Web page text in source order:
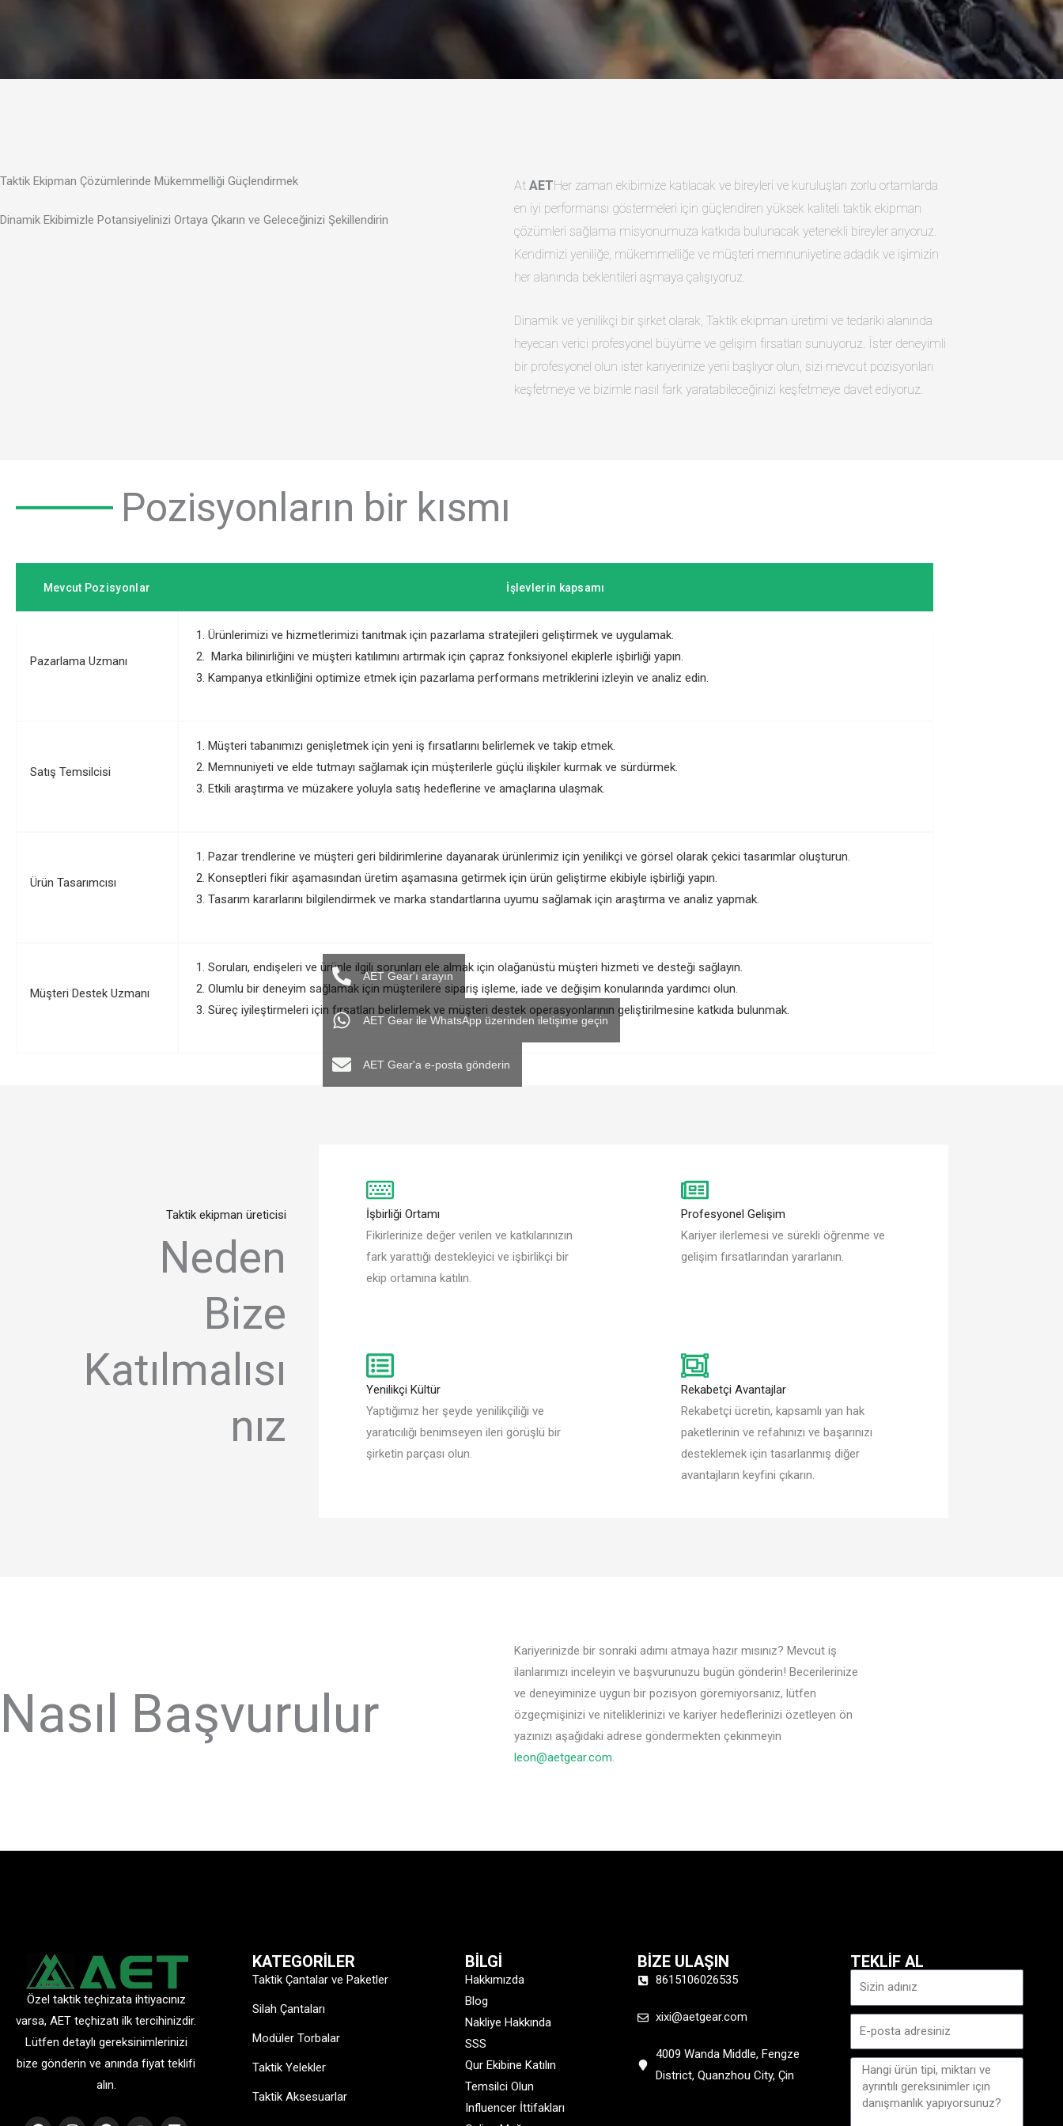
Taktik Ekipman Çözümlerinde Mükemmelliği Güçlendirmek
Dinamik Ekibimizle Potansiyelinizi Ortaya Çıkarın ve Geleceğinizi Şekillendirin
At AETHer zaman ekibimize katılacak ve bireyleri ve kuruluşları zorlu ortamlarda
en iyi performansı göstermeleri için güçlendiren yüksek kaliteli taktik ekipman
çözümleri sağlama misyonumuza katkıda bulunacak yetenekli bireyler arıyoruz.
Kendimizi yeniliğe, mükemmelliğe ve müşteri memnuniyetine adadık ve işimizin
her alanında beklentileri aşmaya çalışıyoruz.
Dinamik ve yenilikçi bir şirket olarak, Taktik ekipman üretimi ve tedariki alanında
heyecan verici profesyonel büyüme ve gelişim fırsatları sunuyoruz. İster deneyimli
bir profesyonel olun ister kariyerinize yeni başlıyor olun, sizi mevcut pozisyonları
keşfetmeye ve bizimle nasıl fark yaratabileceğinizi keşfetmeye davet ediyoruz.
Pozisyonların bir kısmı
Mevcut Pozisyonlar İşlevlerin kapsamı
Pazarlama Uzmanı
Ürünlerimizi ve hizmetlerimizi tanıtmak için pazarlama stratejileri geliştirmek ve uygulamak.
Marka bilinirliğini ve müşteri katılımını artırmak için çapraz fonksiyonel ekiplerle işbirliği yapın.
Kampanya etkinliğini optimize etmek için pazarlama performans metriklerini izleyin ve analiz edin.
Satış Temsilcisi
Müşteri tabanımızı genişletmek için yeni iş fırsatlarını belirlemek ve takip etmek.
Memnuniyeti ve elde tutmayı sağlamak için müşterilerle güçlü ilişkiler kurmak ve sürdürmek.
Etkili araştırma ve müzakere yoluyla satış hedeflerine ve amaçlarına ulaşmak.
Ürün Tasarımcısı
Pazar trendlerine ve müşteri geri bildirimlerine dayanarak ürünlerimiz için yenilikçi ve görsel olarak çekici tasarımlar oluşturun.
Konseptleri fikir aşamasından üretim aşamasına getirmek için ürün geliştirme ekibiyle işbirliği yapın.
Tasarım kararlarını bilgilendirmek ve marka standartlarına uyumu sağlamak için araştırma ve analiz yapmak.
Müşteri Destek Uzmanı
Soruları, endişeleri ve ürünle ilgili sorunları ele almak için olağanüstü müşteri hizmeti ve desteği sağlayın.
Olumlu bir deneyim sağlamak için müşterilere sipariş işleme, iade ve değişim konularında yardımcı olun.
Süreç iyileştirmeleri için fırsatları belirlemek ve müşteri destek operasyonlarının geliştirilmesine katkıda bulunmak.
Taktik ekipman üreticisi
Neden
Bize
Katılmalısı
nız
İşbirliği Ortamı
Fikirlerinize değer verilen ve katkılarınızın
fark yarattığı destekleyici ve işbirlikçi bir
ekip ortamına katılın.
Profesyonel Gelişim
Kariyer ilerlemesi ve sürekli öğrenme ve
gelişim fırsatlarından yararlanın.
Yenilikçi Kültür
Yaptığımız her şeyde yenilikçiliği ve
yaratıcılığı benimseyen ileri görüşlü bir
şirketin parçası olun.
Rekabetçi Avantajlar
Rekabetçi ücretin, kapsamlı yan hak
paketlerinin ve refahınızı ve başarınızı
desteklemek için tasarlanmış diğer
avantajların keyfini çıkarın.
Nasıl Başvurulur
Kariyerinizde bir sonraki adımı atmaya hazır mısınız? Mevcut iş
ilanlarımızı inceleyin ve başvurunuzu bugün gönderin! Becerilerinize
ve deneyiminize uygun bir pozisyon göremiyorsanız, lütfen
özgeçmişinizi ve niteliklerinizi ve kariyer hedeflerinizi özetleyen ön
yazınızı aşağıdaki adrese göndermekten çekinmeyin
leon@aetgear.com.
Özel taktik teçhizata ihtiyacınız
varsa, AET teçhizatı ilk tercihinizdir.
Lütfen detaylı gereksinimlerinizi
bize gönderin ve anında fiyat teklifi
alın.
F I P Y L
KATEGORİLER
Taktik Çantalar ve Paketler
Silah Çantaları
Modüler Torbalar
Taktik Yelekler
Taktik Aksesuarlar
BİLGİ
Hakkımızda
Blog
Nakliye Hakkında
SSS
Qur Ekibine Katılın
Temsilci Olun
Influencer İttifakları
BİZE ULAŞIN
8615106026535
xixi@aetgear.com
4009 Wanda Middle, Fengze
District, Quanzhou City, Çin
TEKLİF AL
İsim
Mesaj
AET Gear'ı arayın
AET Gear ile WhatsApp üzerinden iletişime geçin
AET Gear'a e-posta gönderin